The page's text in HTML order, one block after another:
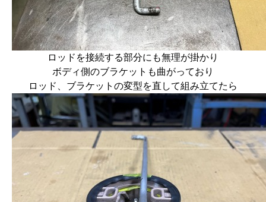
ロッドを接続する部分にも無理が掛かり
ボディ側のブラケットも曲がっており
ロッド、ブラケットの変型を直して組み立てたら